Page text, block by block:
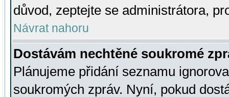
důvod, zeptejte se administrátora,
Návrat nahoru
Dostávám nechtěné soukromé
Plánujeme přidání seznamu
soukromých zpráv. Nyní, pokud